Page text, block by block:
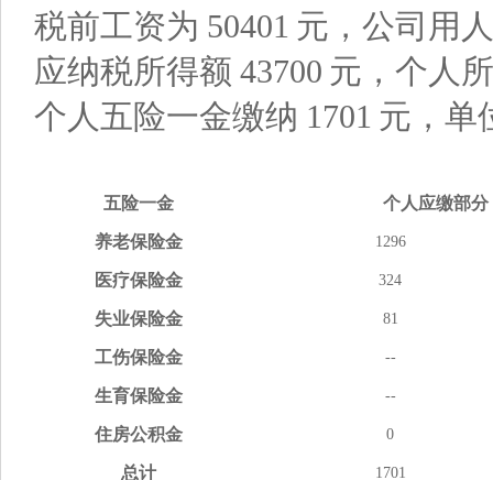
税前工资为 50401 元，公司用
应纳税所得额 43700 元，个人
个人五险一金缴纳 1701 元，单
五险一金 个人应缴部分
养老保险金 1296
医疗保险金 324
失业保险金 81
工伤保险金 --
生育保险金 --
住房公积金 0
总计 1701